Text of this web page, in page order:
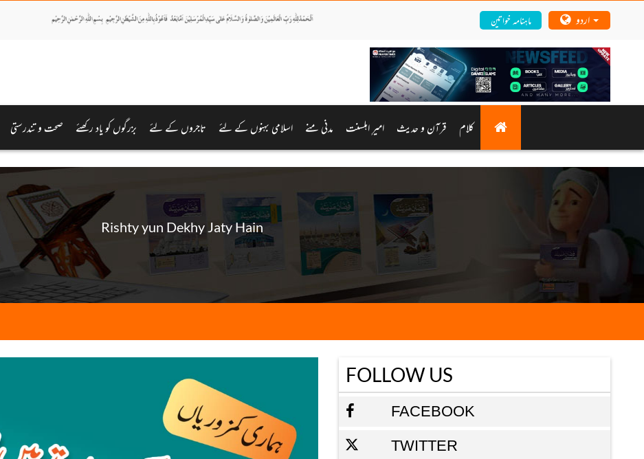
ماہنامہ خواتین
کلام قرآن و حدیث امیرِ اہلسنت مدنی منے اسلامی بہنوں کے لئے تاجروں کے لئے بزرگوں کو یاد رکھئے صحت و تندرستی
Rishty yun Dekhy Jaty Hain
FOLLOW US
FACEBOOK
TWITTER